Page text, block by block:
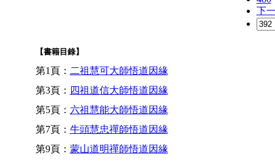
下
【書籍目錄】
第1頁： 二祖慧可大師悟道因緣
第3頁： 四祖道信大師悟道因緣
第5頁： 六祖慧能大師悟道因緣
第7頁： 牛頭慧忠禪師悟道因緣
第9頁： 蒙山道明禪師悟道因緣